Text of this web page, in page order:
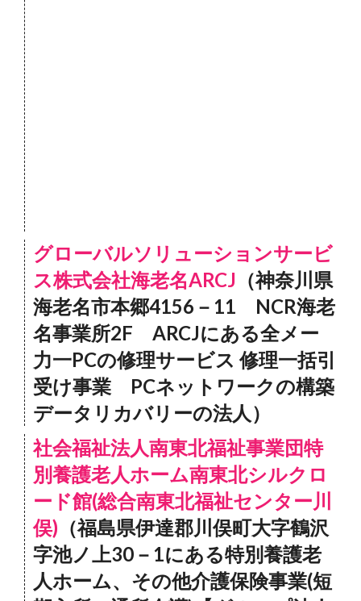
グローバルソリューションサービ
ス株式会社海老名ARCJ （神奈川県
海老名市本郷4156－11 NCR海老
名事業所2F ARCJにある全メー
力一PCの修理サービス 修理一括引
受け事業 PCネットワークの構築
データリカバリーの法人）
社会福祉法人南東北福祉事業団特
別養護老人ホーム南東北シルクロ
ード館(総合南東北福祉センター川
俣) （福島県伊達郡川俣町大字鶴沢
字池ノ上30－1にある特別養護老
人ホーム、その他介護保険事業(短